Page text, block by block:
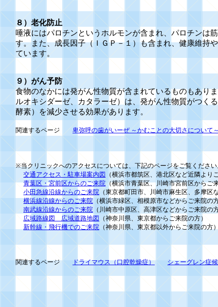
８）老化防止
唾液にはパロチンというホルモンが含まれ、パロチンは
す。また、成長因子（ＩＧＰ－１）も含まれ、健康維持
ています。
９）がん予防
食物のなかには発がん性物質が含まれているものもあり
ルオキシダーゼ、カタラーゼ）は、発がん性物質がつく
酵素）を減少させる効果があります。
関連するページ 卑弥呼の歯がいーぜ ～かむことの大切さについて
※当クリニックへのアクセスについては、下記のページをご覧くださ
交通アクセス・駐車場案内図
（横浜市都筑区、港北区など近隣より
青葉区・宮前区からのご来院（横浜市青葉区、川崎市宮前区からご
小田急線沿線からのご来院 （東京都町田市、川崎市麻生区、多摩区
横浜線沿線からのご来院 （横浜市緑区、相模原市などからご来院の
南武線沿線からのご来院 （川崎市中原区、高津区などからご来院の
広域路線図 広域道路地図
（神奈川県、東京都からご来院の方）
新幹線・飛行機でのご来院 （神奈川県、東京都以外からご来院の方
関連するページ ドライマウス（口腔乾燥症） シェーグレン症